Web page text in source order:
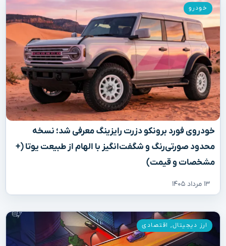
خودروی فورد برونکو دزرت رایزینگ معرفی شد؛ نسخه
محدود صورتی‌رنگ و شگفت‌انگیز با الهام از طبیعت یوتا (+
مشخصات و قیمت)
۱۳ مرداد ۱۴۰۵
خودرو
ارز دیجیتال, اقتصادی